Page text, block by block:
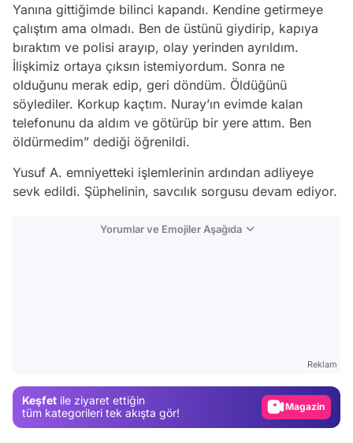
Yanına gittiğimde bilinci kapandı. Kendine getirmeye
çalıştım ama olmadı. Ben de üstünü giydirip, kapıya
bıraktım ve polisi arayıp, olay yerinden ayrıldım.
İlişkimiz ortaya çıksın istemiyordum. Sonra ne
olduğunu merak edip, geri döndüm. Öldüğünü
söylediler. Korkup kaçtım. Nuray’ın evimde kalan
telefonunu da aldım ve götürüp bir yere attım. Ben
öldürmedim” dediği öğrenildi.
Yusuf A. emniyetteki işlemlerinin ardından adliyeye
sevk edildi. Şüphelinin, savcılık sorgusu devam ediyor.
Yorumlar ve Emojiler Aşağıda
Reklam
Keşfet ile ziyaret ettiğin
tüm kategorileri tek akışta gör!
Magazin